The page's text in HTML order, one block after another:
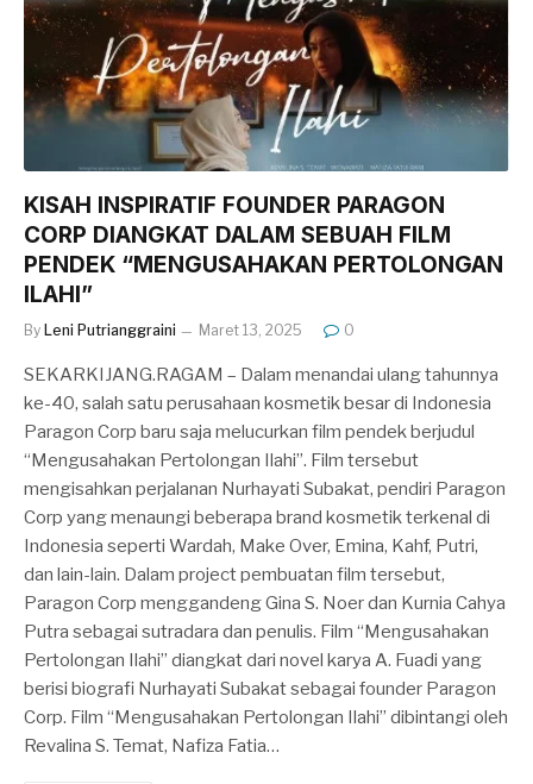
KISAH INSPIRATIF FOUNDER PARAGON
CORP DIANGKAT DALAM SEBUAH FILM
PENDEK “MENGUSAHAKAN PERTOLONGAN
ILAHI”
By Leni Putrianggraini Maret 13, 2025 0
SEKARKIJANG.RAGAM – Dalam menandai ulang tahunnya
ke-40, salah satu perusahaan kosmetik besar di Indonesia
Paragon Corp baru saja melucurkan film pendek berjudul
“Mengusahakan Pertolongan Ilahi”. Film tersebut
mengisahkan perjalanan Nurhayati Subakat, pendiri Paragon
Corp yang menaungi beberapa brand kosmetik terkenal di
Indonesia seperti Wardah, Make Over, Emina, Kahf, Putri,
dan lain-lain. Dalam project pembuatan film tersebut,
Paragon Corp menggandeng Gina S. Noer dan Kurnia Cahya
Putra sebagai sutradara dan penulis. Film “Mengusahakan
Pertolongan Ilahi” diangkat dari novel karya A. Fuadi yang
berisi biografi Nurhayati Subakat sebagai founder Paragon
Corp. Film “Mengusahakan Pertolongan Ilahi” dibintangi oleh
Revalina S. Temat, Nafiza Fatia…